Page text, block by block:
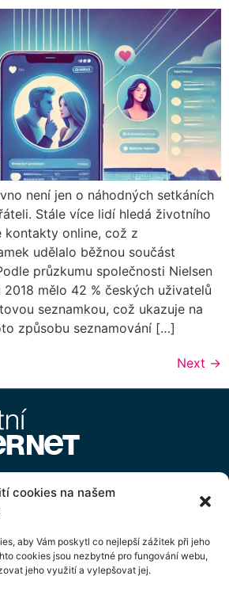
cookies na našem
aby Vám poskytl co nejlepší zážitek při jeho
cookies jsou nezbytné pro fungování webu,
jeho využití a vylepšovat jej.
není jen o náhodných setkáních
Stále více lidí hledá životního
kontakty online, což z
udělalo běžnou součást
průzkumu společnosti Nielsen
mělo 42 % českých uživatelů
seznamkou, což ukazuje na
způsobu seznamování […]
Next →
internet.cz
Kvalitní internet ICTP, z.s.
spolku Kvalitní internet ICTP, z.s.
newsletteru